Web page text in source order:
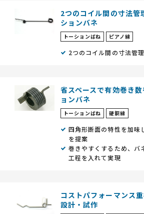
2つのコイル間の寸法管
ションバネ
トーションばね ピアノ線
2つのコイル間の寸法管
省スペースで有効巻き
ョンバネ
トーションばね 硬鋼線
四角形断面の特性を加味
を提案
巻きやすくするため、バ
工程を入れて実現
コストパフォーマンス
設計・試作